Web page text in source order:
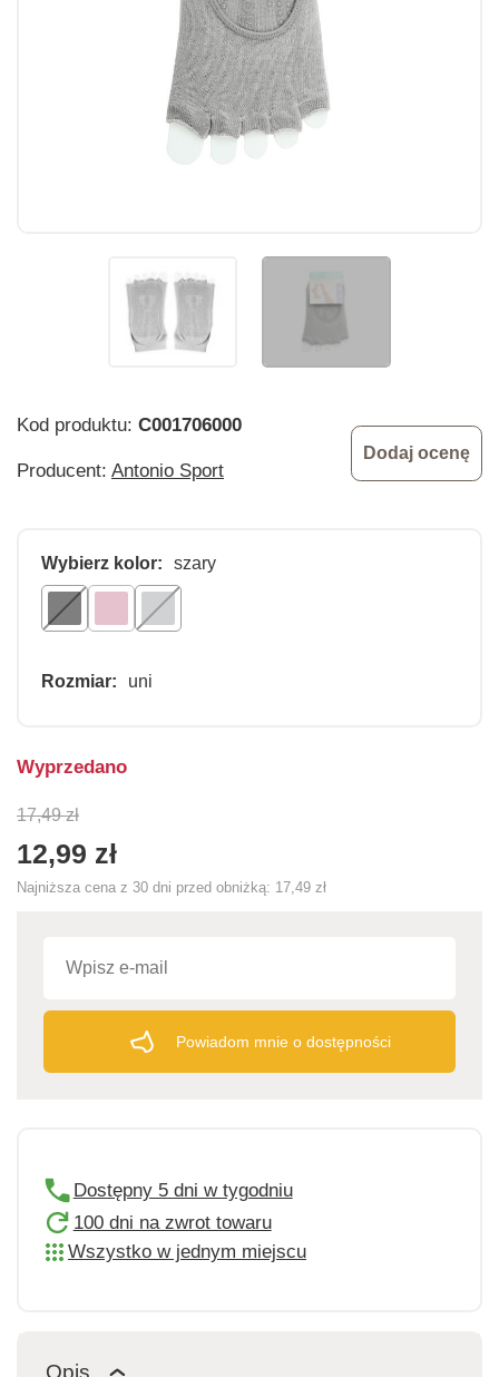
Kod produktu: C001706000
Producent: Antonio Sport
Dodaj ocenę
Wybierz kolor: szary
Rozmiar: uni
17,49 zł
12,99 zł
Najniższa cena z 30 dni przed obniżką: 17,49 zł
Wyprzedano
Powiadom mnie o dostępności
Dostępny 5 dni w tygodniu
100 dni na zwrot towaru
Wszystko w jednym miejscu
Opis